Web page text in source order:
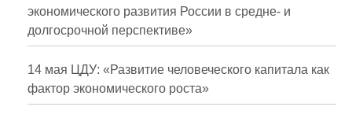
Проблемы прогнозирования
О журнале
Номера журналов
экономического развития России в средне- и
долгосрочной перспективе»
14 мая ЦДУ: «Развитие человеческого капитала как
фактор экономического роста»